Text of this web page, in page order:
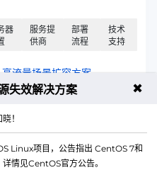
器
服务提
供商
部署
流程
技术
支持
流量场景扩容方案
失效解决方案 ✖
！
Linux项目，公告指出 CentOS 7和
情见CentOS官方公告。